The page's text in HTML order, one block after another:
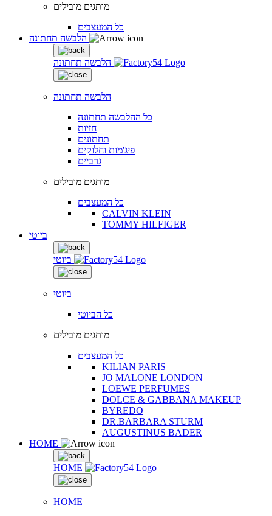
מותגים מובילים
כל המעצבים
הלבשה תחתונה
הלבשה תחתונה
כל ההלבשה תחתונה
חזיות
תחתונים
פיג'מות וחלוקים
גרביים
מותגים מובילים
כל המעצבים
CALVIN KLEIN
TOMMY HILFIGER
ביוטי
ביוטי
ביוטי
כל הביוטי
מותגים מובילים
כל המעצבים
KILIAN PARIS
JO MALONE LONDON
LOEWE PERFUMES
DOLCE & GABBANA MAKEUP
BYREDO
DR.BARBARA STURM
AUGUSTINUS BADER
HOME
HOME
HOME